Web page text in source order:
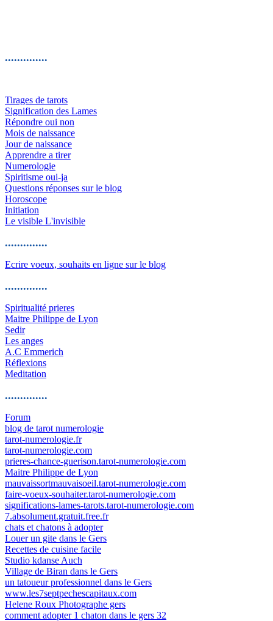
..............
Tirages de tarots
Signification des Lames
Répondre oui non
Mois de naissance
Jour de naissance
Apprendre a tirer
Numerologie
Spiritisme oui-ja
Questions réponses sur le blog
Horoscope
Initiation
Le visible L'invisible
..............
Ecrire voeux, souhaits en ligne sur le blog
..............
Spiritualité prieres
Maitre Philippe de Lyon
Sedir
Les anges
A.C Emmerich
Réflexions
Meditation
..............
Forum
blog de tarot numerologie
tarot-numerologie.fr
tarot-numerologie.com
prieres-chance-guerison.tarot-numerologie.com
Maitre Philippe de Lyon
mauvaissortmauvaisoeil.tarot-numerologie.com
faire-voeux-souhaiter.tarot-numerologie.com
significations-lames-tarots.tarot-numerologie.com
7.absolument.gratuit.free.fr
chats et chatons à adopter
Louer un gite dans le Gers
Recettes de cuisine facile
Studio kdanse Auch
Village de Biran dans le Gers
un tatoueur professionnel dans le Gers
www.les7septpechescapitaux.com
Helene Roux Photographe gers
comment adopter 1 chaton dans le gers 32